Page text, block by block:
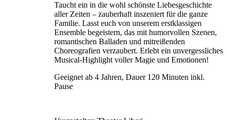
Taucht ein in die wohl schönste Liebesgeschichte
aller Zeiten – zauberhaft inszeniert für die ganze
Familie. Lasst euch von unserem erstklassigen
Ensemble begeistern, das mit humorvollen Szenen,
romantischen Balladen und mitreißenden
Choreografien verzaubert. Erlebt ein unvergessliches
Musical-Highlight voller Magie und Emotionen!
Geeignet ab 4 Jahren, Dauer 120 Minuten inkl.
Pause